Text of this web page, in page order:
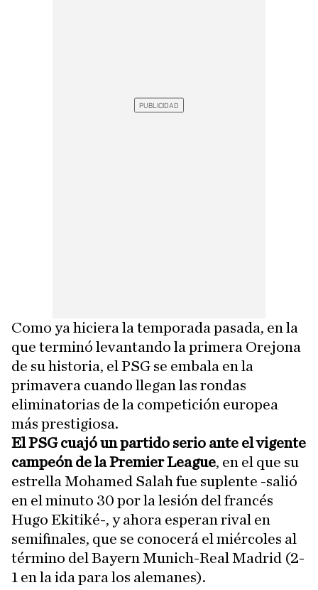
Como ya hiciera la temporada pasada, en la
que terminó levantando la primera Orejona
de su historia, el PSG se embala en la
primavera cuando llegan las rondas
eliminatorias de la competición europea
más prestigiosa.
El PSG cuajó un partido serio ante el vigente
campeón de la Premier League, en el que su
estrella Mohamed Salah fue suplente -salió
en el minuto 30 por la lesión del francés
Hugo Ekitiké-, y ahora esperan rival en
semifinales, que se conocerá el miércoles al
término del Bayern Munich-Real Madrid (2-
1 en la ida para los alemanes).